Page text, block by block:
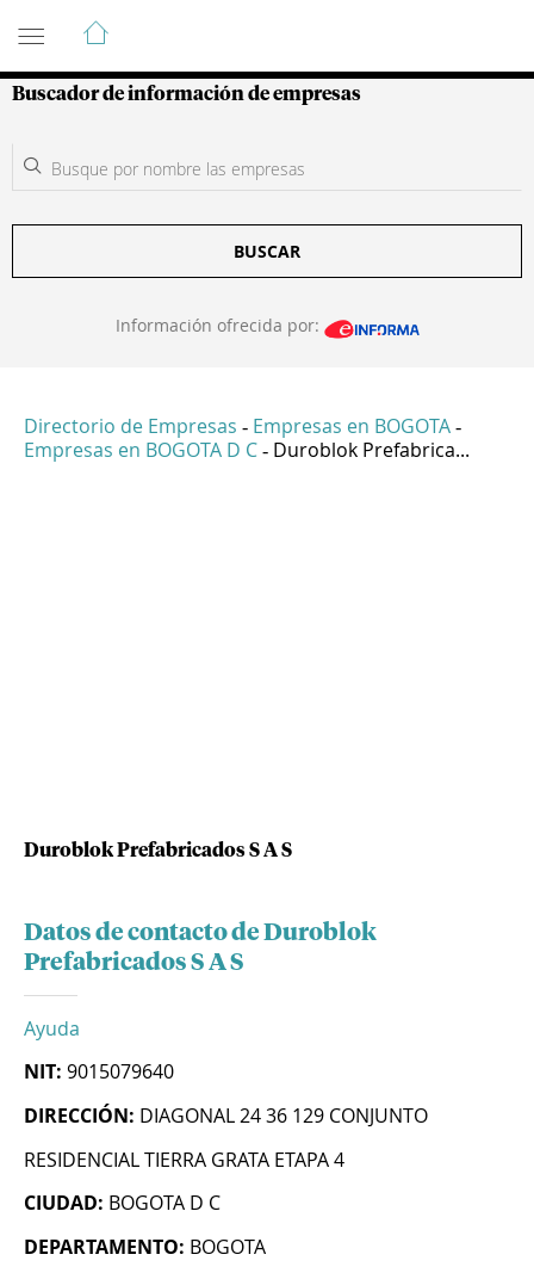
Guía de Empresas Colombianas
Buscador de información de empresas
BUSCAR
Información ofrecida por:
Directorio de Empresas - Empresas en BOGOTA -
Empresas en BOGOTA D C - Duroblok Prefabrica...
Duroblok Prefabricados S A S
Datos de contacto de Duroblok
Prefabricados S A S
Ayuda
NIT: 9015079640
DIRECCIÓN: DIAGONAL 24 36 129 CONJUNTO
RESIDENCIAL TIERRA GRATA ETAPA 4
CIUDAD: BOGOTA D C
DEPARTAMENTO: BOGOTA